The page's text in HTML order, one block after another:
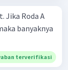
banyaknya
terverifikasi